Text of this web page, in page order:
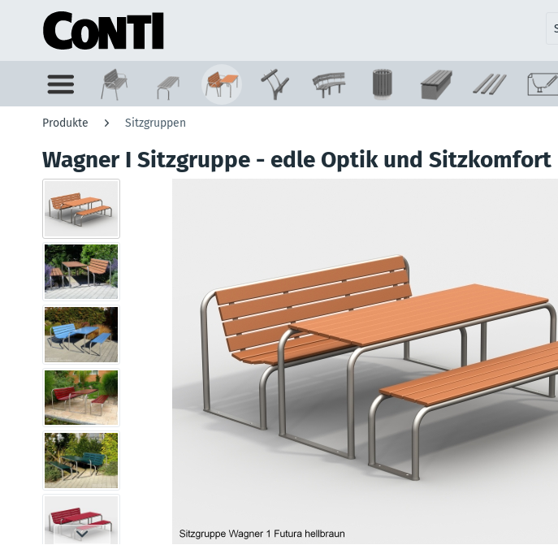
Produkte Sitzgruppen
Wagner I Sitzgruppe - edle Optik und Sitzkomfort